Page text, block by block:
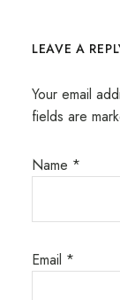
LEAVE A
Your email
fields are
Name *
Email *